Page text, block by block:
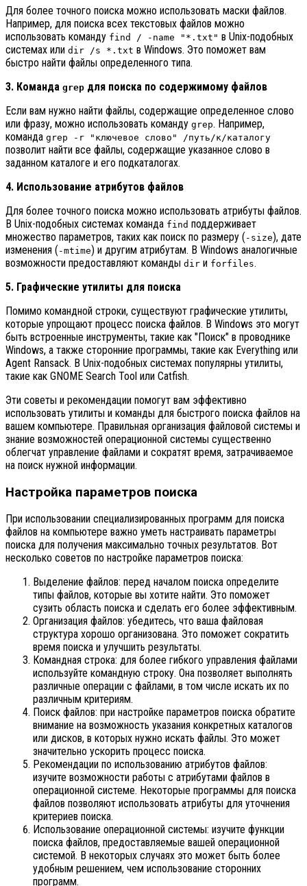
Для более точного поиска можно использовать маски файлов.
Например, для поиска всех текстовых файлов можно
использовать команду find / -name "*.txt" в Unix-подобных
системах или dir /s *.txt в Windows. Это поможет вам
быстро найти файлы определенного типа.
3. Команда grep для поиска по содержимому файлов
Если вам нужно найти файлы, содержащие определенное слово
или фразу, можно использовать команду grep. Например,
команда grep -r "ключевое слово" /путь/к/каталогу
позволит найти все файлы, содержащие указанное слово в
заданном каталоге и его подкаталогах.
4. Использование атрибутов файлов
Для более точного поиска можно использовать атрибуты файлов.
В Unix-подобных системах команда find поддерживает
множество параметров, таких как поиск по размеру (-size), дате
изменения (-mtime) и другим атрибутам. В Windows аналогичные
возможности предоставляют команды dir и forfiles.
5. Графические утилиты для поиска
Помимо командной строки, существуют графические утилиты,
которые упрощают процесс поиска файлов. В Windows это могут
быть встроенные инструменты, такие как "Поиск" в проводнике
Windows, а также сторонние программы, такие как Everything или
Agent Ransack. В Unix-подобных системах популярны утилиты,
такие как GNOME Search Tool или Catfish.
Эти советы и рекомендации помогут вам эффективно
использовать утилиты и команды для быстрого поиска файлов на
вашем компьютере. Правильная организация файловой системы и
знание возможностей операционной системы существенно
облегчат управление файлами и сократят время, затрачиваемое
на поиск нужной информации.
Настройка параметров поиска
При использовании специализированных программ для поиска
файлов на компьютере важно уметь настраивать параметры
поиска для получения максимально точных результатов. Вот
несколько советов по настройке параметров поиска:
Выделение файлов: перед началом поиска определите
типы файлов, которые вы хотите найти. Это поможет
сузить область поиска и сделать его более эффективным.
Организация файлов: убедитесь, что ваша файловая
структура хорошо организована. Это поможет сократить
время поиска и улучшить результаты.
Командная строка: для более гибкого управления файлами
используйте командную строку. Она позволяет выполнять
различные операции с файлами, в том числе искать их по
различным критериям.
Поиск файлов: при настройке параметров поиска обратите
внимание на возможность указания конкретных каталогов
или дисков, в которых нужно искать файлы. Это может
значительно ускорить процесс поиска.
Рекомендации по использованию атрибутов файлов:
изучите возможности работы с атрибутами файлов в
операционной системе. Некоторые программы для поиска
файлов позволяют использовать атрибуты для уточнения
критериев поиска.
Использование операционной системы: изучите функции
поиска файлов, предоставляемые вашей операционной
системой. В некоторых случаях это может быть более
удобным решением, чем использование сторонних
программ.